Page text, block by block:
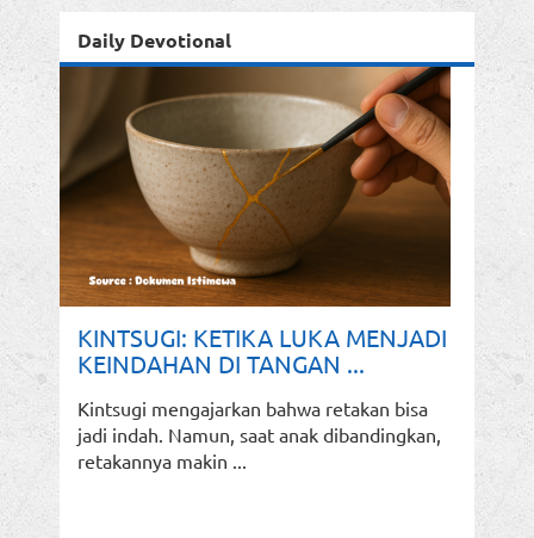
Daily Devotional
KINTSUGI: KETIKA LUKA MENJADI
KEINDAHAN DI TANGAN ...
Kintsugi mengajarkan bahwa retakan bisa
jadi indah. Namun, saat anak dibandingkan,
retakannya makin ...